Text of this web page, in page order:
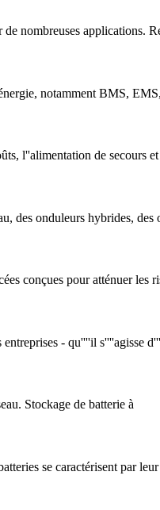
nombreuses applications.
notamment BMS,
l''alimentation de secours
des onduleurs hybrides, des
conçues pour atténuer les
- qu''''il s''''agisse
Stockage de batterie à
se caractérisent par